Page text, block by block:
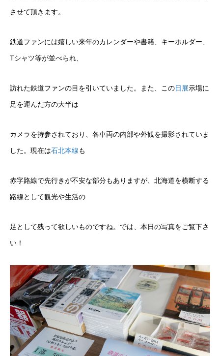
させて頂きます。
鉄道ファンには嬉しい来年のカレンダーや書籍、キーホルダー、
Tシャツ等が並べられ、
訪れた鉄道ファンの目を引いていました。また、この日展示場に
足を運んだ方の大半は
カメラを持参されており、各車両の内部や外観を撮影されていま
した。現在は石北本線も
赤字路線で先行きが不安な部分もありますが、北海道を横断する
路線として観光や生活の
足として残って欲しいものですね。では、本日の写真をご覧下さ
い！